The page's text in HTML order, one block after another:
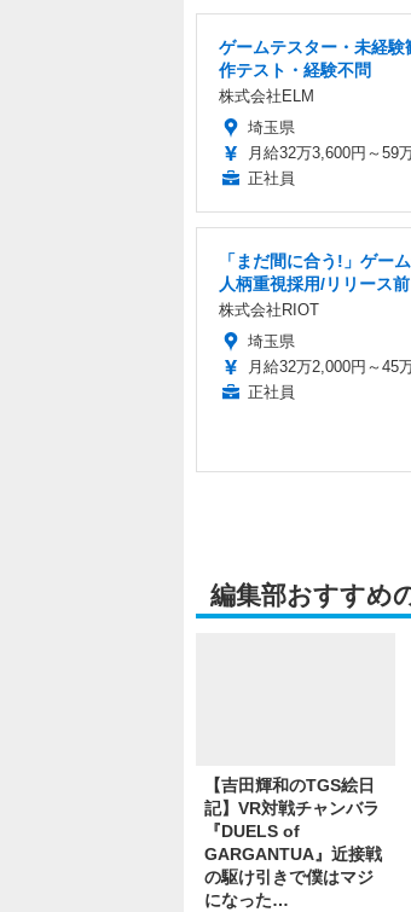
ゲームテスター・未経
作テスト・経験不問
株式会社ELM
埼玉県
月給32万3,600円～59
正社員
「まだ間に合う!」ゲー
人柄重視採用/リリース
株式会社RIOT
埼玉県
月給32万2,000円～45
正社員
編集部おすすめ
【吉田輝和のTGS絵日
記】VR対戦チャンバラ
『DUELS of
GARGANTUA』近接戦
の駆け引きで僕はマジ
になった…